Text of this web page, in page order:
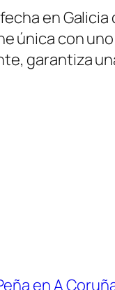
en
única con
garantiza
en A